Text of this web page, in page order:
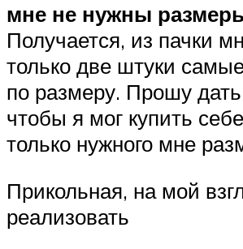
мне не нужны
Получается, из пачки
только две штуки
по размеру. Прошу
чтобы я мог купить
только нужного мне
Прикольная, на мой
реализовать